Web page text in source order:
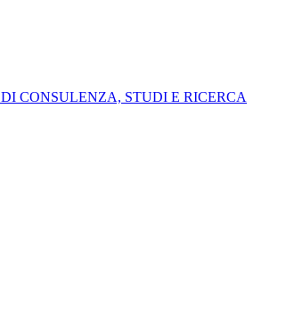
CONSULENZA, STUDI E RICERCA